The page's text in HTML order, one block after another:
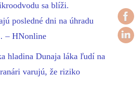
sa blíži.
posledné dni na úhradu
– HNonline
hladina Dunaja láka ľudí na
varujú, že riziko